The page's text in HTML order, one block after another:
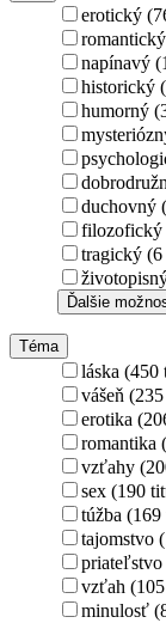
erotický
napínavý
historický
humorný
duchovný
filozofický
tragický
Ďalšie
Téma
láska (450
vášeň
erotika
romantika
vzťahy
sex (190
túžba
tajomstvo
vzťah
minulosť